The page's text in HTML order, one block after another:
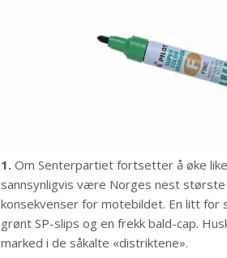
1. Om Senterpartiet fortsetter å øke
sannsynligvis være Norges nest
konsekvenser for motebildet. En litt
grønt SP-slips og en frekk bald-cap.
marked i de såkalte «distriktene».​